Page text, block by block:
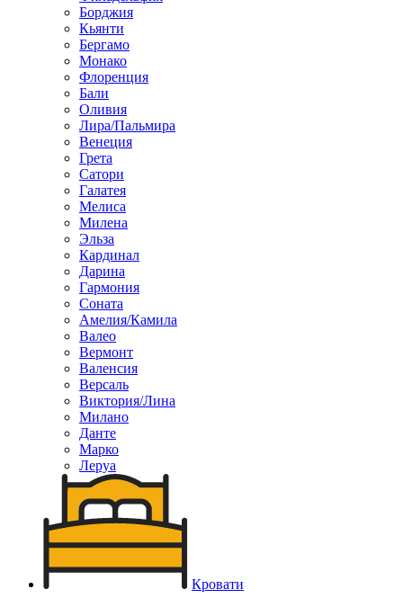
Борджия
Кьянти
Бергамо
Монако
Флоренция
Бали
Оливия
Лира/Пальмира
Венеция
Грета
Сатори
Галатея
Мелиса
Милена
Эльза
Кардинал
Дарина
Гармония
Соната
Амелия/Камила
Валео
Вермонт
Валенсия
Версаль
Виктория/Лина
Милано
Данте
Марко
Леруа
Кровати